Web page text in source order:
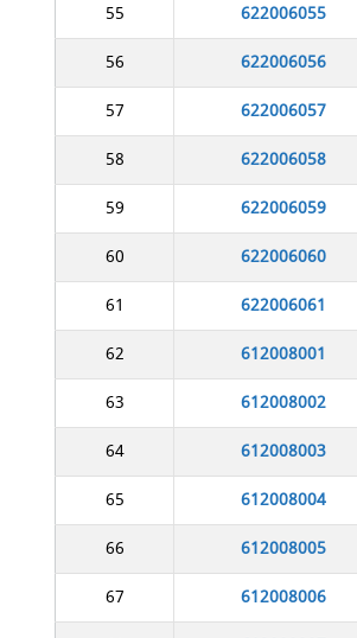
55
622006055
56
622006056
57
622006057
58
622006058
59
622006059
60
622006060
61
622006061
62
612008001
63
612008002
64
612008003
65
612008004
66
612008005
67
612008006